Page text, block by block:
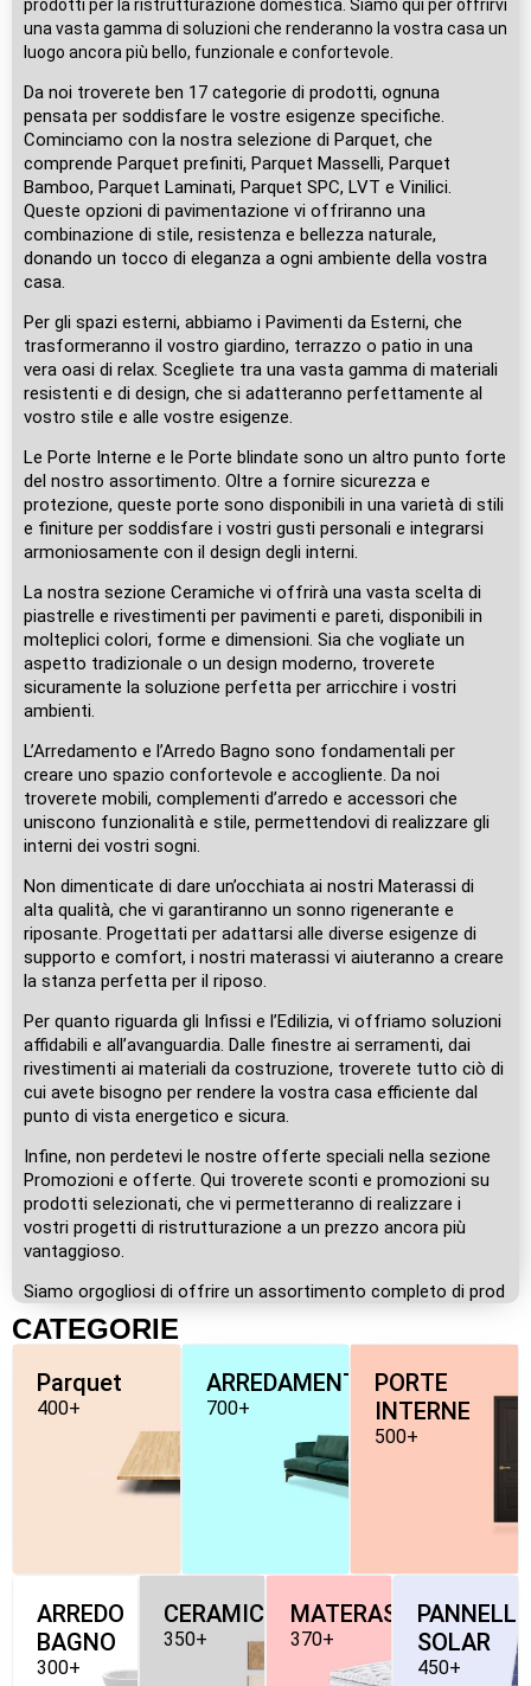
prodotti per la ristrutturazione domestica. Siamo qui per offrirvi
una vasta gamma di soluzioni che renderanno la vostra casa un
luogo ancora più bello, funzionale e confortevole.
Da noi troverete ben 17 categorie di prodotti, ognuna
pensata per soddisfare le vostre esigenze specifiche.
Cominciamo con la nostra selezione di Parquet, che
comprende Parquet prefiniti, Parquet Masselli, Parquet
Bamboo, Parquet Laminati, Parquet SPC, LVT e Vinilici.
Queste opzioni di pavimentazione vi offriranno una
combinazione di stile, resistenza e bellezza naturale,
donando un tocco di eleganza a ogni ambiente della vostra
casa.
Per gli spazi esterni, abbiamo i Pavimenti da Esterni, che
trasformeranno il vostro giardino, terrazzo o patio in una
vera oasi di relax. Scegliete tra una vasta gamma di materiali
resistenti e di design, che si adatteranno perfettamente al
vostro stile e alle vostre esigenze.
Le Porte Interne e le Porte blindate sono un altro punto forte
del nostro assortimento. Oltre a fornire sicurezza e
protezione, queste porte sono disponibili in una varietà di stili
e finiture per soddisfare i vostri gusti personali e integrarsi
armoniosamente con il design degli interni.
La nostra sezione Ceramiche vi offrirà una vasta scelta di
piastrelle e rivestimenti per pavimenti e pareti, disponibili in
molteplici colori, forme e dimensioni. Sia che vogliate un
aspetto tradizionale o un design moderno, troverete
sicuramente la soluzione perfetta per arricchire i vostri
ambienti.
L’Arredamento e l’Arredo Bagno sono fondamentali per
creare uno spazio confortevole e accogliente. Da noi
troverete mobili, complementi d’arredo e accessori che
uniscono funzionalità e stile, permettendovi di realizzare gli
interni dei vostri sogni.
Non dimenticate di dare un’occhiata ai nostri Materassi di
alta qualità, che vi garantiranno un sonno rigenerante e
riposante. Progettati per adattarsi alle diverse esigenze di
supporto e comfort, i nostri materassi vi aiuteranno a creare
la stanza perfetta per il riposo.
Per quanto riguarda gli Infissi e l’Edilizia, vi offriamo soluzioni
affidabili e all’avanguardia. Dalle finestre ai serramenti, dai
rivestimenti ai materiali da costruzione, troverete tutto ciò di
cui avete bisogno per rendere la vostra casa efficiente dal
punto di vista energetico e sicura.
Infine, non perdetevi le nostre offerte speciali nella sezione
Promozioni e offerte. Qui troverete sconti e promozioni su
prodotti selezionati, che vi permetteranno di realizzare i
vostri progetti di ristrutturazione a un prezzo ancora più
vantaggioso.
Siamo orgogliosi di offrire un assortimento completo di prod
CATEGORIE
Parquet
400+
ARREDAMENTO
700+
PORTE
INTERNE
500+
ARREDO
BAGNO
300+
CERAMICHE
350+
MATERASSI
370+
PANNELLI-
SOLAR
450+